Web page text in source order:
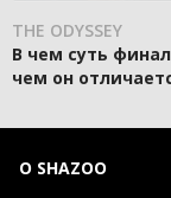
THE ODYSSEY
В чем суть
чем он
О SHAZOO